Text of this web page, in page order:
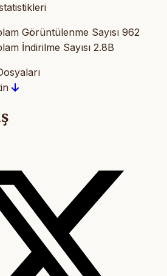
Görüntülenme Sayısı 962
İndirilme Sayısı 2.8B